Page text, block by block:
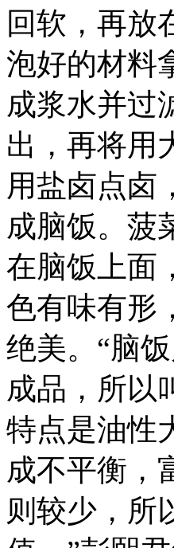
回软，再放
泡好的材料
成浆水并过
出，再将用
用盐卤点卤
成脑饭。菠
在脑饭上面
色有味有形
绝美。“脑
成品，所以
特点是油性
成不平衡，
则较少，所